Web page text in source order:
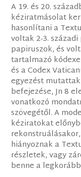
A 19. és 20.
kéziratmásolat
hasonlítani a
voltak 2-3.
papiruszok, és
tartalmazó
és a Codex
egyezést
befejezése, Jn 8
vonatkozó
szövegétől. A
kéziratokat
hiányoznak a
részletek, vagy
benne a